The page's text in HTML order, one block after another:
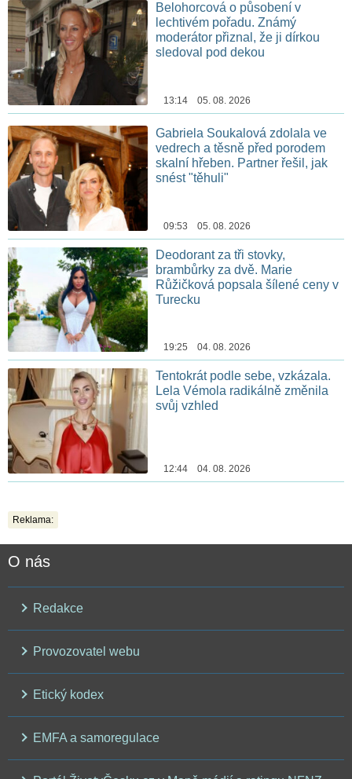
Belohorcová o působení v
lechtivém pořadu. Známý
moderátor přiznal, že ji dírkou
sledoval pod dekou
13:14 05. 08. 2026
Gabriela Soukalová zdolala ve
vedrech a těsně před porodem
skalní hřeben. Partner řešil, jak
snést "těhuli"
09:53 05. 08. 2026
Deodorant za tři stovky,
brambůrky za dvě. Marie
Růžičková popsala šílené ceny v
Turecku
19:25 04. 08. 2026
Tentokrát podle sebe, vzkázala.
Lela Vémola radikálně změnila
svůj vzhled
12:44 04. 08. 2026
Reklama:
O nás
Redakce
Provozovatel webu
Etický kodex
EMFA a samoregulace